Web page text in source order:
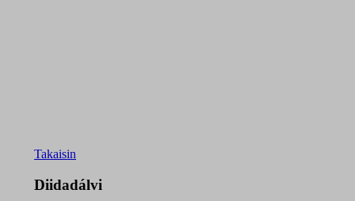
Takaisin
Diidadálvi